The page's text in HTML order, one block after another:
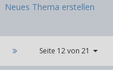
Neues Thema erstellen
Seite 12 von 21